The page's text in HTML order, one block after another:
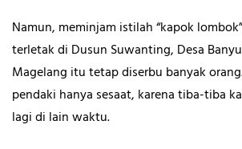
Namun, meminjam istilah “kapok
terletak di Dusun Suwanting, Desa
Magelang itu tetap diserbu banyak
pendaki hanya sesaat, karena tiba-tiba
lagi di lain waktu.